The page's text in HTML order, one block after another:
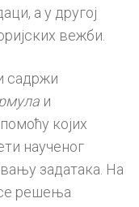
а у другој
вежби.
садржи
и
којих
наученог
задатака. На
решења